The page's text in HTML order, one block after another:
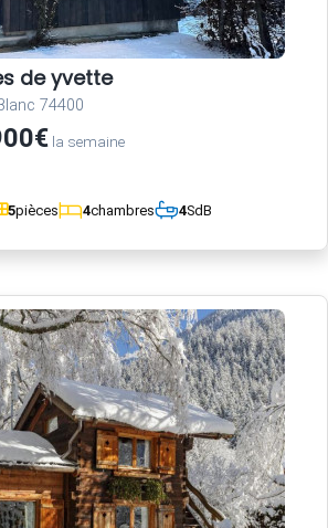
de yvette
74400
la semaine
5pièces 4chambres 4SdB